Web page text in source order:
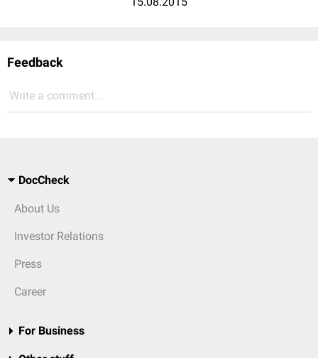
Feedback
Write a comment...
DocCheck
About Us
Investor Relations
Press
Career
For Business